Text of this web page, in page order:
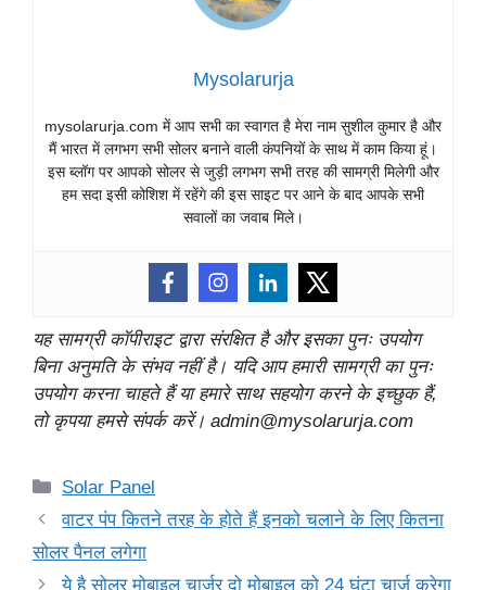
Mysolarurja
mysolarurja.com में आप सभी का स्वागत है मेरा नाम सुशील कुमार है और
मैं भारत में लगभग सभी सोलर बनाने वाली कंपनियों के साथ में काम किया हूं।
इस ब्लॉग पर आपको सोलर से जुड़ी लगभग सभी तरह की सामग्री मिलेगी और
हम सदा इसी कोशिश में रहेंगे की इस साइट पर आने के बाद आपके सभी
सवालों का जवाब मिले।
यह सामग्री कॉपीराइट द्वारा संरक्षित है और इसका पुनः उपयोग
बिना अनुमति के संभव नहीं है। यदि आप हमारी सामग्री का पुनः
उपयोग करना चाहते हैं या हमारे साथ सहयोग करने के इच्छुक हैं,
तो कृपया हमसे संपर्क करें। admin@mysolarurja.com
Categories
Solar Panel
वाटर पंप कितने तरह के होते हैं इनको चलाने के लिए कितना
सोलर पैनल लगेगा
ये है सोलर मोबाइल चार्जर दो मोबाइल को 24 घंटा चार्ज करेगा